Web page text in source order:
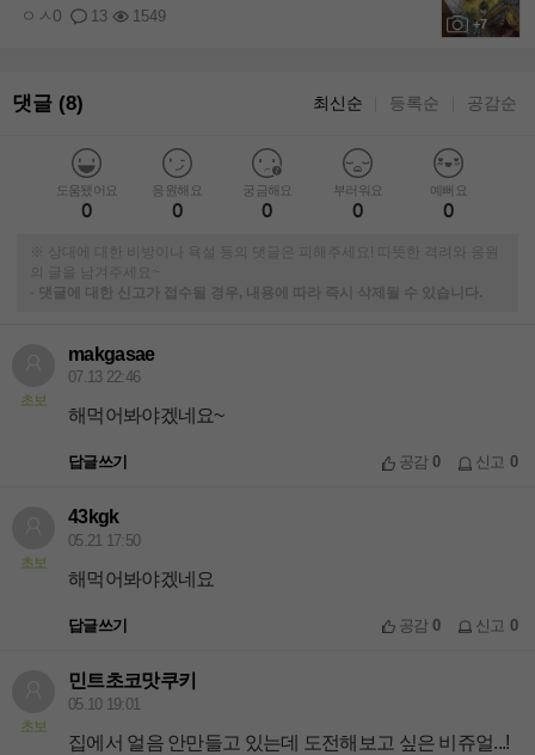
+7
13 1549
ㅇㅅ0
댓글 (8) 최신순 등록순 공감순
도움됐어요
0
응원해요
0
궁금해요
0
부러워요
0
예뻐요
0
※ 상대에 대한 비방이나 욕설 등의 댓글은 피해주세요! 따뜻한 격려와 응원
의 글을 남겨주세요~
-
댓글에 대한 신고가 접수될 경우, 내용에 따라 즉시 삭제될 수 있습니다.
초보
makgasae
07.13 22:46
해먹어봐야겠네요~
답글쓰기 공감0 신고 0
초보
43kgk
05.21 17:50
해먹어봐야겠네요
답글쓰기 공감0 신고 0
초보
민트초코맛쿠키
05.10 19:01
집에서 얼음 안만들고 있는데 도전해보고 싶은 비쥬얼...!